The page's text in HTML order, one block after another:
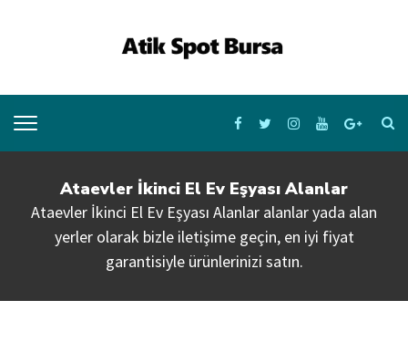
Ataevler İkinci El Ev Eşyası Alanlar
Ataevler İkinci El Ev Eşyası Alanlar alanlar yada alan
yerler olarak bizle iletişime geçin, en iyi fiyat
garantisiyle ürünlerinizi satın.